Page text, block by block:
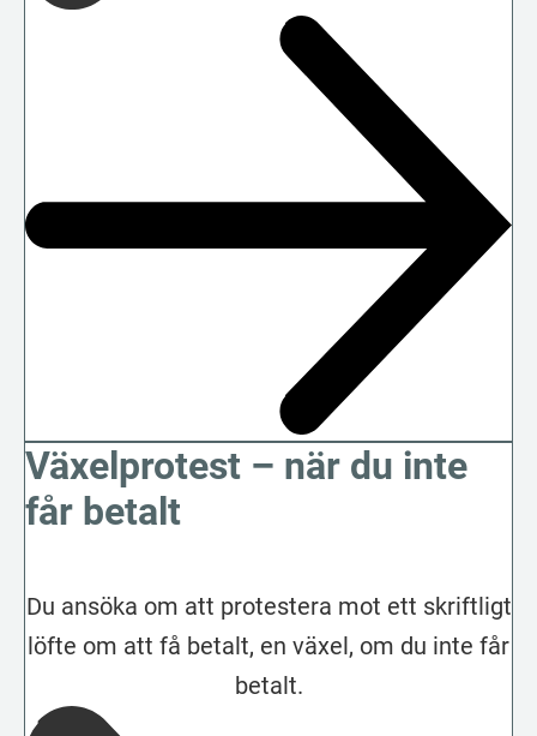
Växelprotest – när du inte
får betalt
Du ansöka om att protestera mot ett skriftligt
löfte om att få betalt, en växel, om du inte får
betalt.